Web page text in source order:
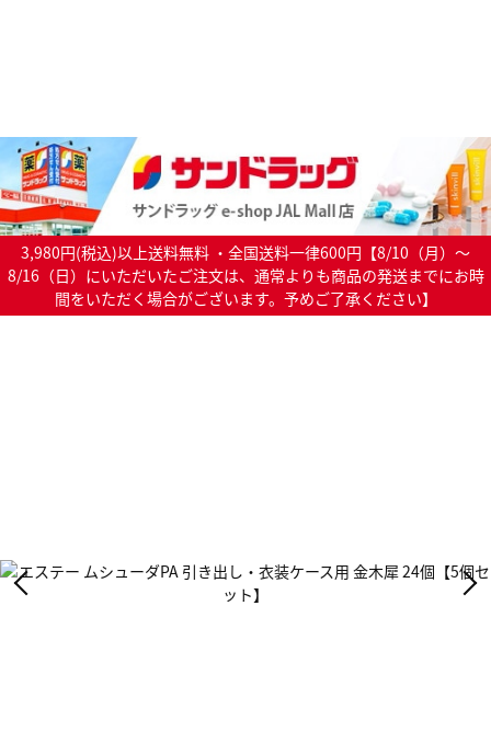
3,980円(税込)以上送料無料 ・全国送料一律600円【8/10（月）～
8/16（日）にいただいたご注文は、通常よりも商品の発送までにお時
間をいただく場合がございます。予めご了承ください】